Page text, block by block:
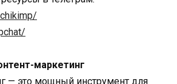
маркетинг
— это мощный инструмент для